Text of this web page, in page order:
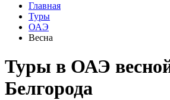
Главная
Туры
ОАЭ
Весна
Туры в ОАЭ
Белгорода